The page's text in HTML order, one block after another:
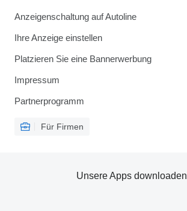
Anzeigenschaltung auf Autoline
Ihre Anzeige einstellen
Platzieren Sie eine Bannerwerbung
Impressum
Partnerprogramm
Für Firmen
Unsere Apps downloaden